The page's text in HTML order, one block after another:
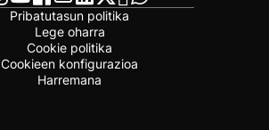
Pribatutasun politika
Lege oharra
Cookie politika
Cookieen konfigurazioa
Harremana